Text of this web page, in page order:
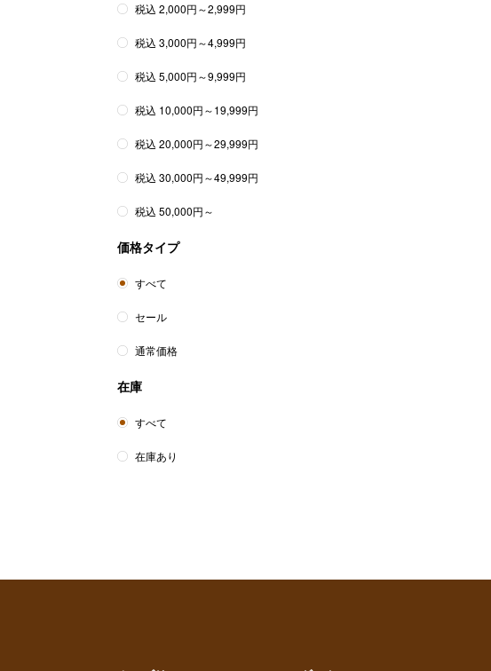
税込 2,000円～2,999円
税込 3,000円～4,999円
税込 5,000円～9,999円
税込 10,000円～19,999円
税込 20,000円～29,999円
税込 30,000円～49,999円
税込 50,000円～
価格タイプ
すべて
セール
通常価格
在庫
すべて
在庫あり